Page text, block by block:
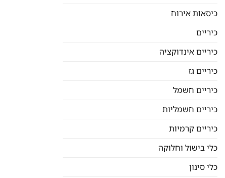
כיסאות אירוח
כיריים
כיריים אינדוקציה
כיריים גז
כיריים חשמל
כיריים חשמליות
כיריים קרמיות
כלי בישול וחלוקה
כלי סינון